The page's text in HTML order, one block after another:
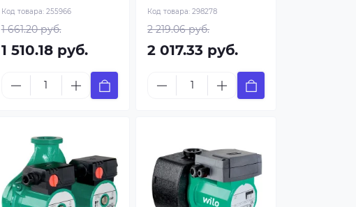
Код товара: 255966
1 661.20 руб.
1 510.18 руб.
Код товара:298278
2 219.06 руб.
2 017.33 руб.